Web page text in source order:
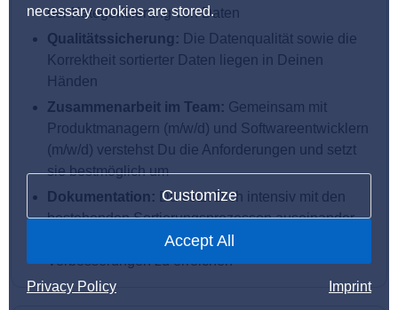
necessary cookies are stored.
Customize
Accept All
Privacy Policy Imprint
der Kategorisierung von Daten
Qualitätssicherung: Die Datenqualität sowie die
Korrektheit sortierter Daten liegen in Deinen
Händen
Zusammenarbeit im Team: Gemeinsam mit
Produktmanagern (m/w/d) und Softwareentwicklern
(m/w/d) verstehst Du die Anforderungen und setzt
sie bestmöglich um
Dokumentation: Du setzt Dich intensiv mit den
bestehenden Sortierungsprozessen auseinander,
dokumentierst diese und hilfst uns dabei,
Verbesserungen zu erreichen